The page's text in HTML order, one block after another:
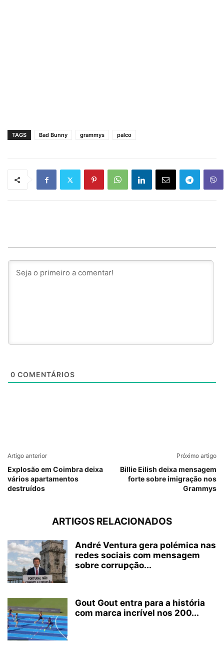
TAGS Bad Bunny grammys palco
0 COMENTÁRIOS
Artigo anterior
Explosão em Coimbra deixa
vários apartamentos
destruídos
Próximo artigo
Billie Eilish deixa mensagem
forte sobre imigração nos
Grammys
ARTIGOS RELACIONADOS
André Ventura gera polémica nas
redes sociais com mensagem
sobre corrupção...
Gout Gout entra para a história
com marca incrível nos 200...